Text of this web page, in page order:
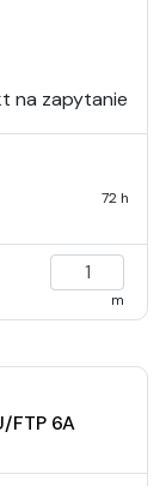
na zapytanie
72 h
m
FTP 6A